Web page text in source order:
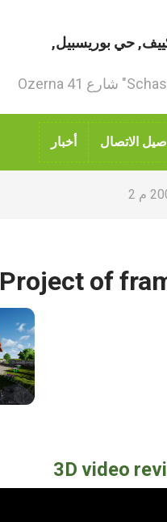
حي بوريسبيل,
الاتصال أخبار
Project of
3D video